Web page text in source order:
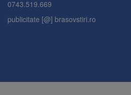
0743.519.669
publicitate [@] brasovstiri.ro